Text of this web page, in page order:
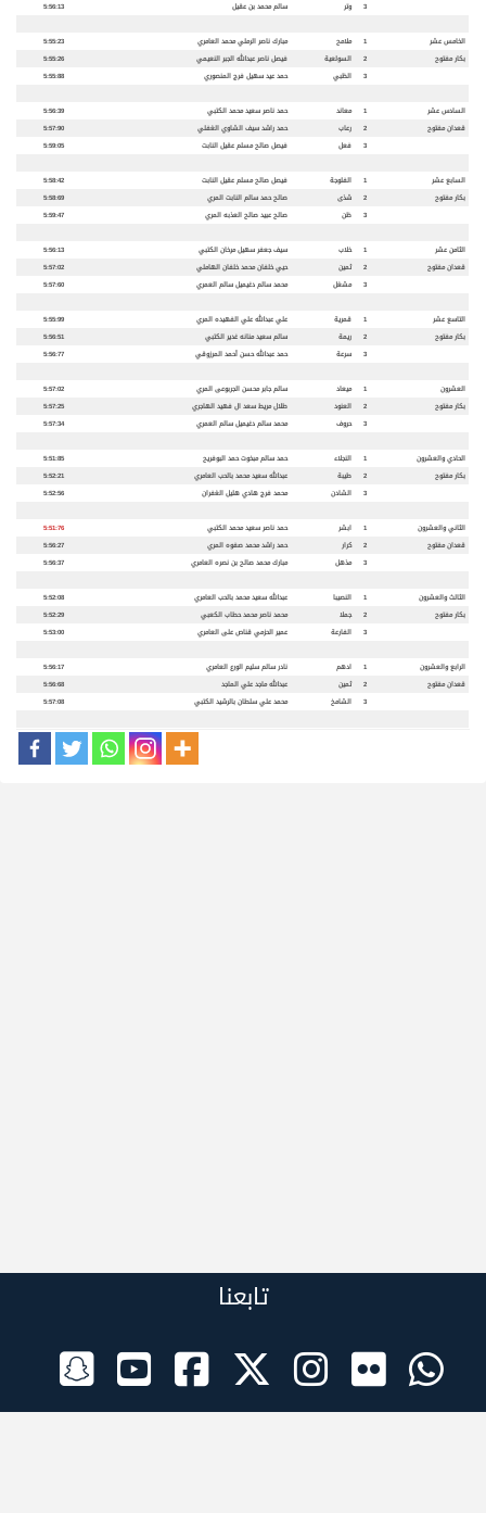
3
وتر سالم محمد بن عقيل 5:56:13
الخامس عشر 1 ملامح مبارك ناصر الرملي محمد العامري
5:55:23
بكار مفتوح
2 السولعية فيصل ناصر عبدالله الجبر النعيمي
5:55:26
3
الظبي حمد عيد سهيل فرج المنصوري 5:55:88
السادس عشر 1 معاند حمد ناصر سعيد محمد الكتبي
5:56:39
قعدان مفتوح
2 رعاب حمد راشد سيف الشاوي الغفلي
5:57:90
3
فعل فيصل صالح مسلم عقيل النابت 5:59:05
السابع عشر 1 الفلوجة فيصل صالح مسلم عقيل النابت
5:58:42
بكار مفتوح
2 شذى صالح حمد سالم النابت المري
5:58:69
3
ظن صالح عبيد صالح العذبه المري 5:59:47
الثامن عشر 1 خلاب سيف جعفر سهيل مرخان الكتبي
5:56:13
قعدان مفتوح
2 ثمين حيي خلفان محمد خلفان الهاملي
5:57:02
3
مشغل محمد سالم دغيميل سالم العمري 5:57:60
التاسع عشر 1 قمرية علي عبدالله علي الفهيده المري
5:55:99
بكار مفتوح
2 ريمة سالم سعيد منانه غدير الكتبي
5:56:51
3
سرعة حمد عبدالله حسن أحمد المرزوقي 5:56:77
العشرون 1 ميعاد سالم جابر محسن الجربوعى المري
5:57:02
بكار مفتوح
2 العنود طلال مريط سعد ال فهيد الهاجري
5:57:25
3
حروف محمد سالم دغيميل سالم العمري 5:57:34
الحادي والعشرون 1 النجلاء حمد سالم مبخوت حمد البوفريح
5:51:85
بكار مفتوح
2 طيبة عبدالله سعيد محمد بالحب العامري
5:52:21
3
الشادن محمد فرج هادي هليل الغفران 5:52:56
الثاني والعشرون 1 ابشر حمد ناصر سعيد محمد الكتبي
5:51:76
قعدان مفتوح
2 كرار حمد راشد محمد صفوه المري
5:56:27
3
مذهل مبارك محمد صالح بن نصره العامري 5:56:37
الثالث والعشرون 1 النصيبا عبدالله سعيد محمد بالحب العامري
5:52:08
بكار مفتوح
2 جملا محمد ناصر محمد حطاب الكعبي
5:52:29
3
الفارعة عمير الحزمي قناص على العامري 5:53:00
الرابع والعشرون 1 ادهم نادر سالم سليم الورع العامري
5:56:17
قعدان مفتوح
2 ثمين عبدالله ماجد علي الماجد
5:56:68
3
الشامخ محمد علي سلطان بالرشيد الكتبي 5:57:08
تابعنا